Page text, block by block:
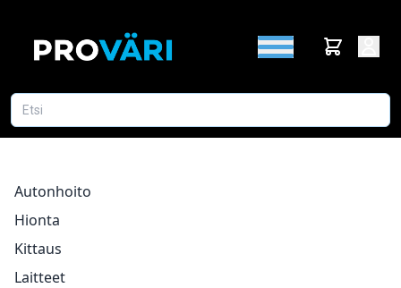
Autonhoito
Hionta
Kittaus
Laitteet